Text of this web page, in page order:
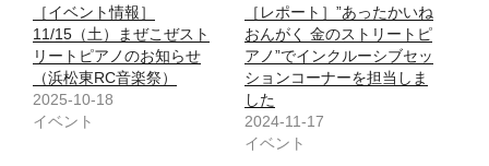
［イベント情報］
11/15（土）まぜこぜスト
リートピアノのお知らせ
（浜松東RC音楽祭）
2025-10-18
イベント
［レポート］”あったかいね
おんがく 金のストリートピ
アノ”でインクルーシブセッ
ションコーナーを担当しま
した
2024-11-17
イベント